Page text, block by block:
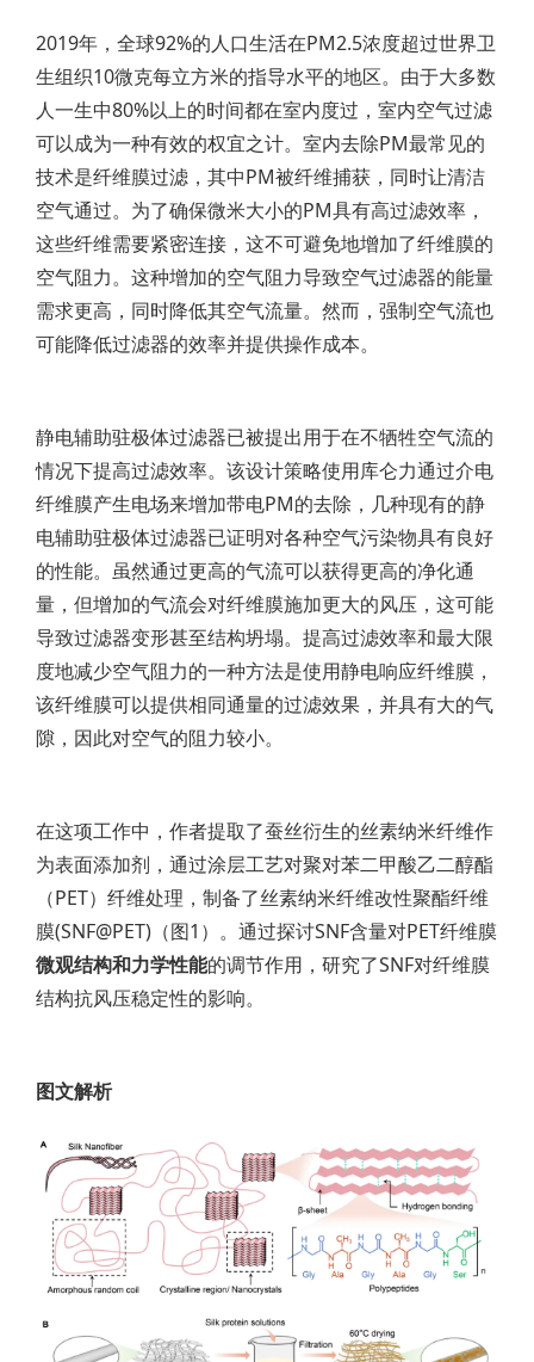
2019年，全球92%的人口生活在PM2.5浓度超过世界卫
生组织10微克每立方米的指导水平的地区。由于大多数
人一生中80%以上的时间都在室内度过，室内空气过滤
可以成为一种有效的权宜之计。室内去除PM最常见的
技术是纤维膜过滤，其中PM被纤维捕获，同时让清洁
空气通过。为了确保微米大小的PM具有高过滤效率，
这些纤维需要紧密连接，这不可避免地增加了纤维膜的
空气阻力。这种增加的空气阻力导致空气过滤器的能量
需求更高，同时降低其空气流量。然而，强制空气流也
可能降低过滤器的效率并提供操作成本。
静电辅助驻极体过滤器已被提出用于在不牺牲空气流的
情况下提高过滤效率。该设计策略使用库仑力通过介电
纤维膜产生电场来增加带电PM的去除，几种现有的静
电辅助驻极体过滤器已证明对各种空气污染物具有良好
的性能。虽然通过更高的气流可以获得更高的净化通
量，但增加的气流会对纤维膜施加更大的风压，这可能
导致过滤器变形甚至结构坍塌。提高过滤效率和最大限
度地减少空气阻力的一种方法是使用静电响应纤维膜，
该纤维膜可以提供相同通量的过滤效果，并具有大的气
隙，因此对空气的阻力较小。
在这项工作中，作者提取了蚕丝衍生的丝素纳米纤维作
为表面添加剂，通过涂层工艺对聚对苯二甲酸乙二醇酯
（PET）纤维处理，制备了丝素纳米纤维改性聚酯纤维
膜(SNF@PET)（图1）。通过探讨SNF含量对PET纤维膜
微观结构和力学性能的调节作用，研究了SNF对纤维膜
结构抗风压稳定性的影响。
图文解析